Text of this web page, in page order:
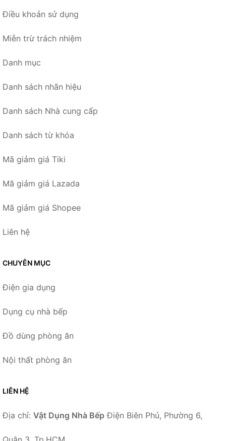
Điều khoản sử dụng
Miễn trừ trách nhiệm
Danh mục
Danh sách nhãn hiệu
Danh sách Nhà cung cấp
Danh sách từ khóa
Mã giảm giá Tiki
Mã giảm giá Lazada
Mã giảm giá Shopee
Liên hệ
CHUYÊN MỤC
Điện gia dụng
Dụng cụ nhà bếp
Đồ dùng phòng ăn
Nội thất phòng ăn
LIÊN HỆ
Địa chỉ: Vật Dụng Nhà Bếp Điện Biên Phủ, Phường 6,